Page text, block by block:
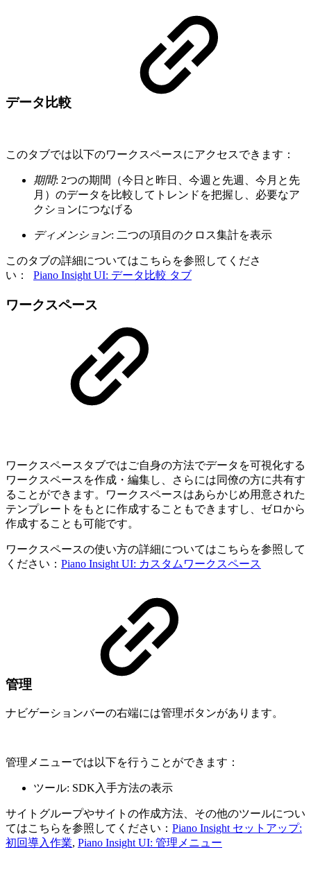
データ比較
このタブでは以下のワークスペースにアクセスできます：
期間: 2つの期間（今日と昨日、今週と先週、今月と先
月）のデータを比較してトレンドを把握し、必要なア
クションにつなげる
ディメンション: 二つの項目のクロス集計を表示
このタブの詳細についてはこちらを参照してくださ
い： Piano Insight UI: データ比較 タブ
ワークスペース
ワークスペースタブではご自身の方法でデータを可視化する
ワークスペースを作成・編集し、さらには同僚の方に共有す
ることができます。ワークスペースはあらかじめ用意された
テンプレートをもとに作成することもできますし、ゼロから
作成することも可能です。
ワークスペースの使い方の詳細についてはこちらを参照して
ください： Piano Insight UI: カスタムワークスペース
管理
ナビゲーションバーの右端には管理ボタンがあります。
管理メニューでは以下を行うことができます：
ツール: SDK入手方法の表示
サイトグループやサイトの作成方法、その他のツールについ
てはこちらを参照してください： Piano Insight セットアップ:
初回導入作業, Piano Insight UI: 管理メニュー